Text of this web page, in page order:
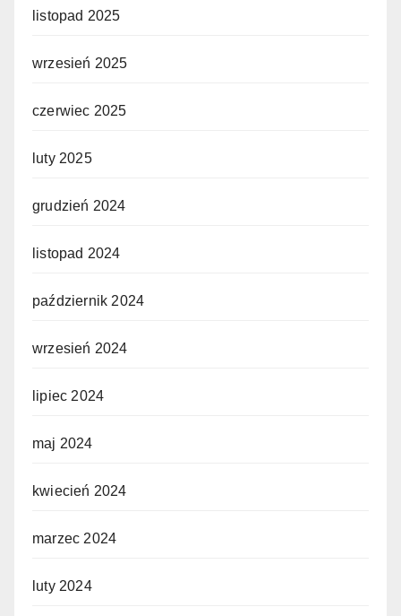
listopad 2025
wrzesień 2025
czerwiec 2025
luty 2025
grudzień 2024
listopad 2024
październik 2024
wrzesień 2024
lipiec 2024
maj 2024
kwiecień 2024
marzec 2024
luty 2024